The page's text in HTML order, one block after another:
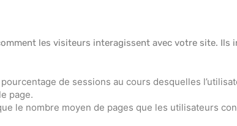
les visiteurs interagissent avec votre site. Ils
de sessions au cours desquelles
page.
le nombre moyen de pages que les utilisateurs